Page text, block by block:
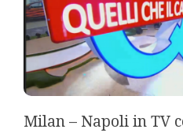
Milan – Napoli in TV